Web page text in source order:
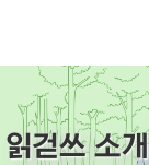
읽걷쓰 소개